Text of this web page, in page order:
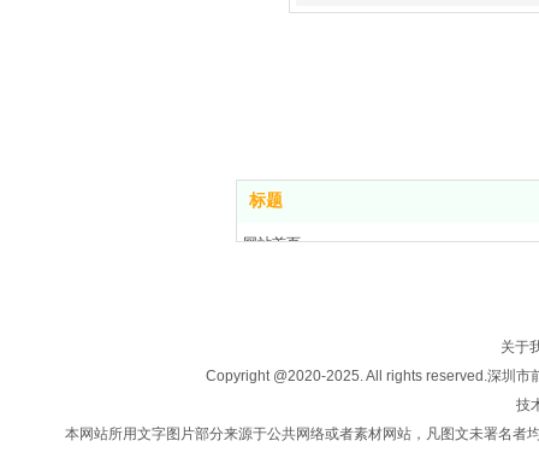
标题
网站首页
法律咨询
联系我们
关于
Copyright @2020-2025. All rights reserved.深圳
技
本网站所用文字图片部分来源于公共网络或者素材网站，凡图文未署名